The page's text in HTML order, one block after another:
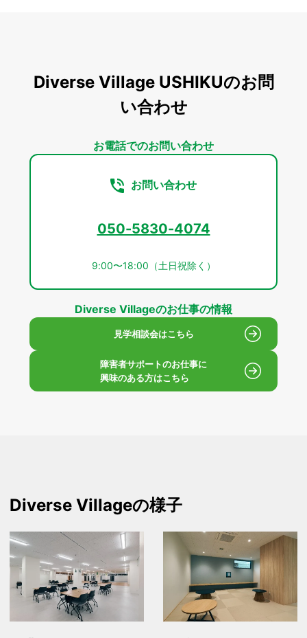
Diverse Village USHIKUのお問
い合わせ
お電話でのお問い合わせ
お問い合わせ
050-5830-4074
9:00〜18:00（土日祝除く）
Diverse Villageのお仕事の情報
見学相談会はこちら
障害者サポートのお仕事に
興味のある方はこちら
Diverse Villageの様子